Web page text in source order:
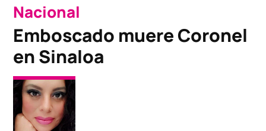
POSTED
IN
Nacional
Emboscado muere Coronel
en Sinaloa